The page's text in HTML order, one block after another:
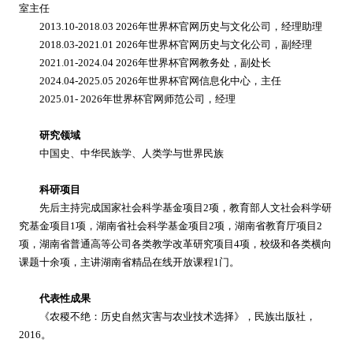
室主任
2013.10-2018.03 2026年世界杯官网历史与文化公司，经理助理
2018.03-2021.01 2026年世界杯官网历史与文化公司，副经理
2021.01-2024.04 2026年世界杯官网教务处，副处长
2024.04-2025.05 2026年世界杯官网信息化中心，主任
2025.01- 2026年世界杯官网师范公司，经理
研究领域
中国史、中华民族学、人类学与世界民族
科研项目
先后主持完成国家社会科学基金项目2项，教育部人文社会科学研
究基金项目1项，湖南省社会科学基金项目2项，湖南省教育厅项目2
项，湖南省普通高等公司各类教学改革研究项目4项，校级和各类横向
课题十余项，主讲湖南省精品在线开放课程1门。
代表性成果
《农稷不绝：历史自然灾害与农业技术选择》，民族出版社，
2016。